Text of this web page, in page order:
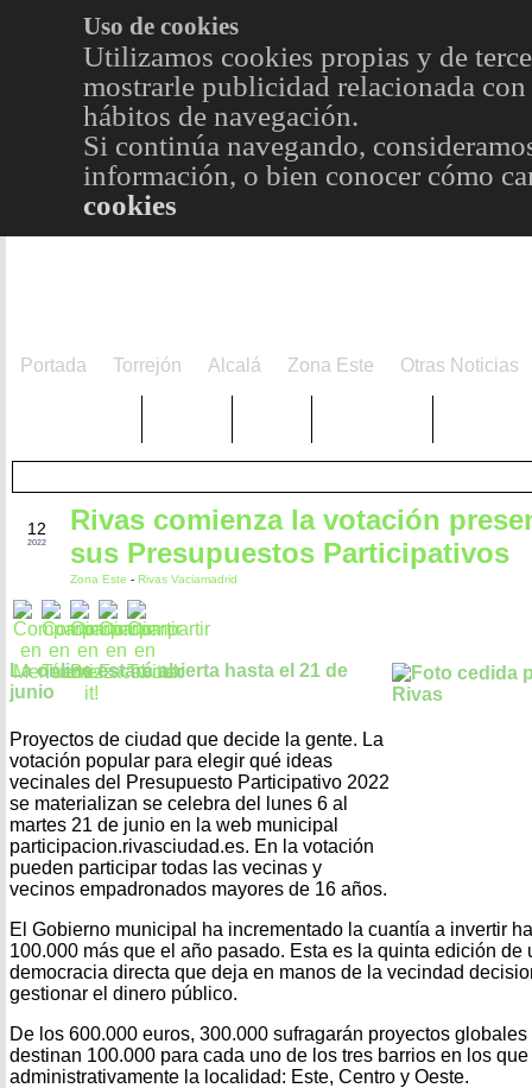
Uso de cookies
Utilizamos cookies propias y de
mostrarle publicidad relacionada
hábitos de navegación.
Si continúa navegando,
información, o bien conocer cómo
cookies
Portada Torrejón Alcalá Zona Este Otras Noticias
12
2022
Rivas comienza la votación
sus Presupuestos Participativos
Zona Este - Rivas Vaciamadrid
La online estará abierta hasta el 21 de
junio
Proyectos de ciudad que decide la gente. La
votación popular para elegir qué ideas
vecinales del Presupuesto Participativo 2022
se materializan se celebra del lunes 6 al
martes 21 de junio en la web municipal
participacion.rivasciudad.es. En la votación
pueden participar todas las vecinas y
vecinos empadronados mayores de 16 años.
El Gobierno municipal ha incrementado la cuantía a invertir
100.000 más que el año pasado. Esta es la quinta edición de
democracia directa que deja en manos de la vecindad
gestionar el dinero público.
De los 600.000 euros, 300.000 sufragarán proyectos
destinan 100.000 para cada uno de los tres barrios en los
administrativamente la localidad: Este, Centro y Oeste.